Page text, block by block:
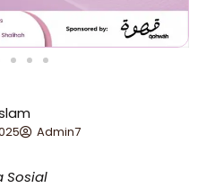
Admin7
Sosial